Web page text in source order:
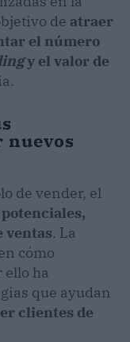
de atraer
el número
y el valor de
nuevos
de vender, el
ventas. La
cómo
ello ha
que ayudan
clientes de